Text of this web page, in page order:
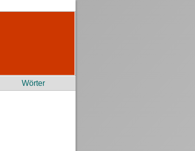
Wörter